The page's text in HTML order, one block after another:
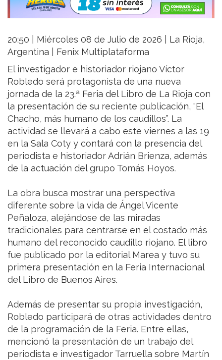
20:50 | Miércoles 08 de Julio de 2026 | La Rioja,
Argentina | Fenix Multiplataforma
El investigador e historiador riojano Víctor
Robledo será protagonista de una nueva
jornada de la 23.ª Feria del Libro de La Rioja con
la presentación de su reciente publicación, “El
Chacho, más humano de los caudillos”. La
actividad se llevará a cabo este viernes a las 19
en la Sala Coty y contará con la presencia del
periodista e historiador Adrián Brienza, además
de la actuación del grupo Tomás Hoyos.
La obra busca mostrar una perspectiva
diferente sobre la vida de Ángel Vicente
Peñaloza, alejándose de las miradas
tradicionales para centrarse en el costado más
humano del reconocido caudillo riojano. El libro
fue publicado por la editorial Marea y tuvo su
primera presentación en la Feria Internacional
del Libro de Buenos Aires.
Además de presentar su propia investigación,
Robledo participará de otras actividades dentro
de la programación de la Feria. Entre ellas,
mencionó la presentación de un trabajo del
periodista e investigador Tarruella sobre Martín